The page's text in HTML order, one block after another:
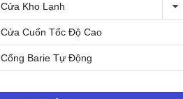
Cửa Kho Lạnh
Cửa Cuốn Tốc Độ Cao
Cổng Barie Tự Động